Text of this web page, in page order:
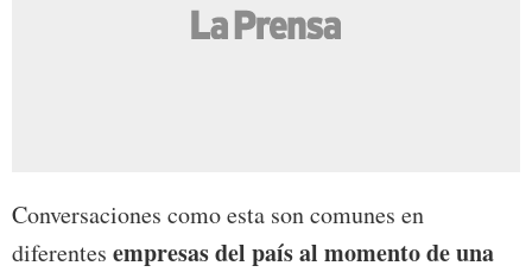
Conversaciones como esta son comunes en
diferentes empresas del país al momento de una